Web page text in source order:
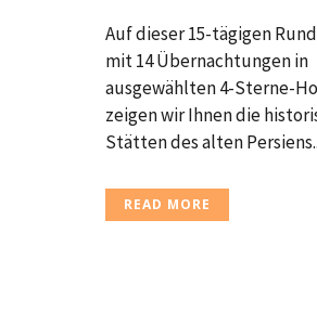
Auf dieser 15-tägigen
mit 14 Übernachtungen in
ausgewählten 4-Sterne-
zeigen wir Ihnen die
Stätten des alten
READ MORE